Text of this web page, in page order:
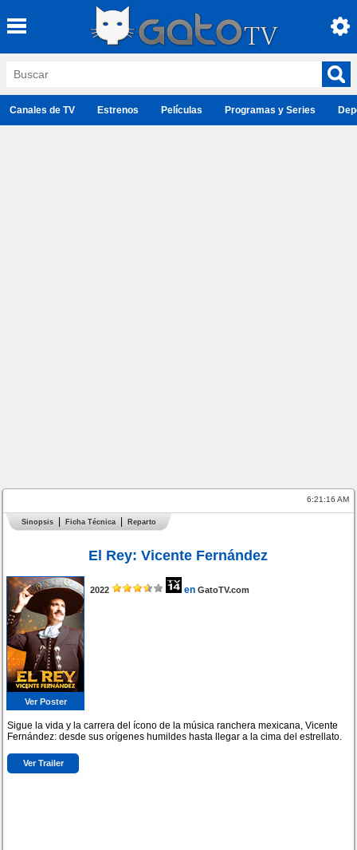
Canales de TV Estrenos Películas Programas y Series
6:21:16 AM
Sinopsis Ficha Técnica Reparto
El Rey: Vicente Fernández
Ver Poster
2022 en GatoTV.com
Sigue la vida y la carrera del ícono de la música ranchera mexicana, Vicente
Fernández: desde sus orígenes humildes hasta llegar a la cima del estrellato.
Ver Trailer